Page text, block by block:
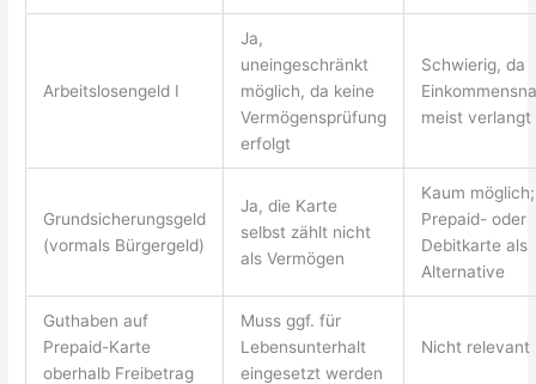
Arbeitslosengeld I
Ja,
uneingeschränkt
möglich, da keine
Vermögensprüfung
erfolgt
Schwierig, da
meist verlangt
Grundsicherungsgeld
(vormals Bürgergeld)
Ja, die Karte
selbst zählt nicht
als Vermögen
Kaum möglich;
Prepaid- oder
Debitkarte als
Alternative
Guthaben auf
Prepaid-Karte
oberhalb Freibetrag
Muss ggf. für
Lebensunterhalt
eingesetzt werden
Nicht relevant